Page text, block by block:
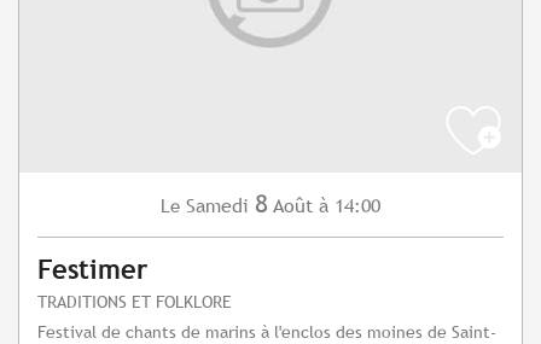
Le Samedi 8 Août à 14:00
Festimer
TRADITIONS ET FOLKLORE
Festival de chants de marins à l'enclos des moines de Saint-